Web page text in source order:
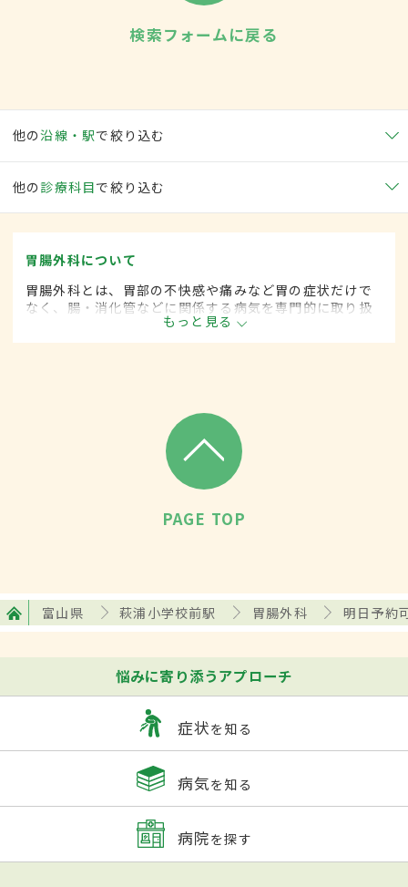
検索フォームに戻る
他の沿線・駅で絞り込む
他の 診療科目で絞り込む
胃腸外科について
胃腸外科とは、胃部の不快感や痛みなど胃の症状だけで
なく、腸・消化管などに関係する病気を専門的に取り扱
う外科の一領域です。平成20年4月の制度改正前は、胃
腸科と呼ばれていました。
もっと見る
PAGE TOP
富山県 萩浦小学校前駅 胃腸外科 明日予約
悩みに寄り添うアプローチ
症状を知る
病気を知る
病院を探す